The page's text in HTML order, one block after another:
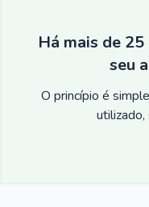
Há mais de
seu
O princípio é
utilizado,